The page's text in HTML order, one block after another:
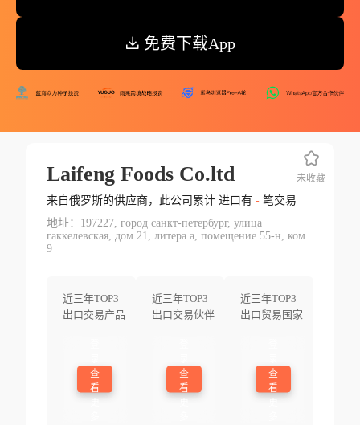
免费下载App
Laifeng Foods Co.ltd
来自俄罗斯的供应商，此公司累计 进口有 -笔交易
地址：197227, город санкт-петербург, улица
гаккелевская, дом 21, литера а, помещение 55-н, ком.
9
近三年TOP3
出口交易产品
查
看
近三年TOP3
出口交易伙伴
查
看
近三年TOP3
出口贸易国家
查
看
未收藏